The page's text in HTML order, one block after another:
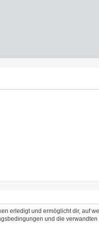
erledigt und ermöglicht dir, auf
und die